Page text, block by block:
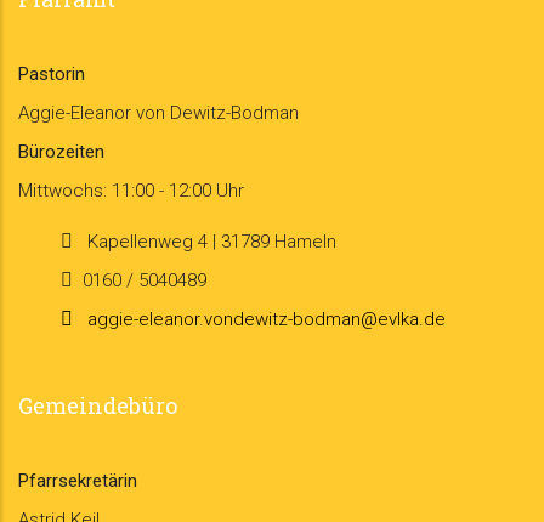
Pastorin
Aggie-Eleanor von Dewitz-Bodman
Bürozeiten
Mittwochs: 11:00 - 12:00 Uhr
Kapellenweg 4 | 31789 Hameln
0160 / 5040489
aggie-eleanor.vondewitz-bodman@evlka.de
Gemeindebüro
Pfarrsekretärin